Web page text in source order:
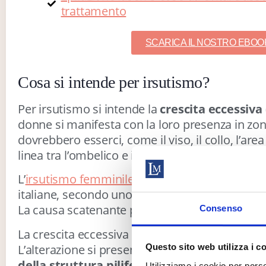
Consenso
Questo sito web utilizza i
trattamento
SCARICA IL NOSTRO
Cosa si intende per irsutismo?
Per irsutismo si intende la crescita
donne si manifesta con la loro presenza in
dovrebbero esserci, come il viso, il collo,
linea tra l’ombelico e il pube.
L’irsutismo femminile
è un problema che
italiane, secondo uno studio condotto dal
La causa scatenante principale è la sindrome
La crescita eccessiva di peli si può
L’alterazione si presenta con unaumento